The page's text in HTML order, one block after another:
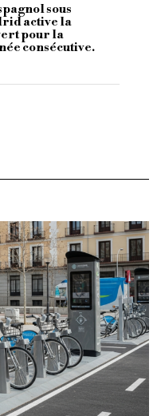
sous
active la
pour la
consécutive.